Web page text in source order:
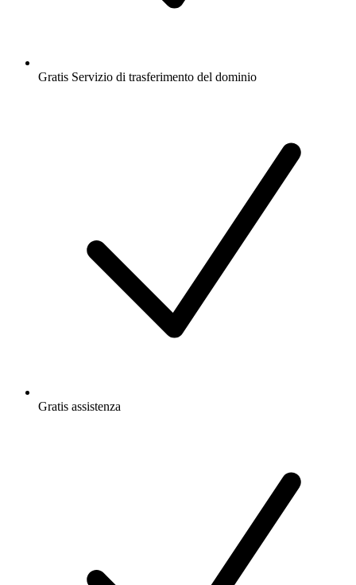
Gratis Servizio di trasferimento del dominio
Gratis assistenza